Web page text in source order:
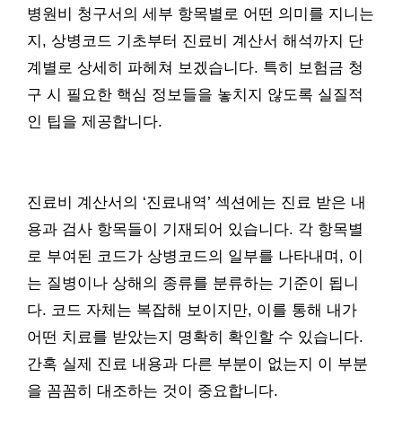
병원비 청구서의 세부 항목별로 어떤 의미를 지니는
지, 상병코드 기초부터 진료비 계산서 해석까지 단
계별로 상세히 파헤쳐 보겠습니다. 특히 보험금 청
구 시 필요한 핵심 정보들을 놓치지 않도록 실질적
인 팁을 제공합니다.
진료비 계산서의 ‘진료내역’ 섹션에는 진료 받은 내
용과 검사 항목들이 기재되어 있습니다. 각 항목별
로 부여된 코드가 상병코드의 일부를 나타내며, 이
는 질병이나 상해의 종류를 분류하는 기준이 됩니
다. 코드 자체는 복잡해 보이지만, 이를 통해 내가
어떤 치료를 받았는지 명확히 확인할 수 있습니다.
간혹 실제 진료 내용과 다른 부분이 없는지 이 부분
을 꼼꼼히 대조하는 것이 중요합니다.